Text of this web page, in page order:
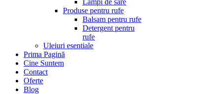
Lampi de sare
Produse pentru rufe
Balsam pentru rufe
Detergent pentru
rufe
Uleiuri esentiale
Prima Pagină
Cine Suntem
Contact
Oferte
Blog